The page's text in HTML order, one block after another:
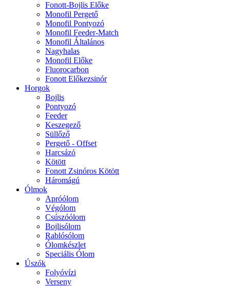
Fonott-Bojlis Előke
Monofil Pergető
Monofil Pontyozó
Monofil Feeder-Match
Monofil Általános
Nagyhalas
Monofil Előke
Fluorocarbon
Fonott Előkezsinór
Horgok
Bojlis
Pontyozó
Feeder
Keszegező
Süllőző
Pergető - Offset
Harcsázó
Kötött
Fonott Zsinóros Kötött
Háromágú
Ólmok
Apróólom
Végólom
Csúszóólom
Bojlisólom
Rablósólom
Ólomkészlet
Speciális Ólom
Úszók
Folyóvízi
Verseny